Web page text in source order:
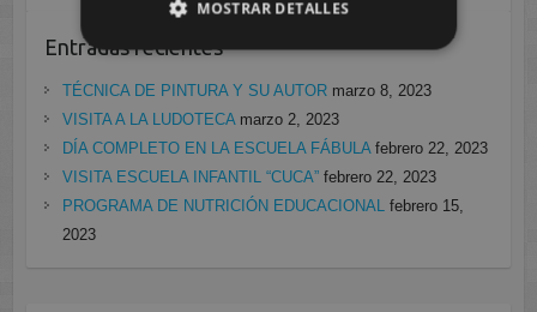
Entradas recientes
TÉCNICA DE PINTURA Y SU AUTOR marzo 8, 2023
VISITA A LA LUDOTECA marzo 2, 2023
DÍA COMPLETO EN LA ESCUELA FÁBULA febrero 22, 2023
VISITA ESCUELA INFANTIL “CUCA” febrero 22, 2023
PROGRAMA DE NUTRICIÓN EDUCACIONAL febrero 15,
2023
MOSTRAR DETALLES